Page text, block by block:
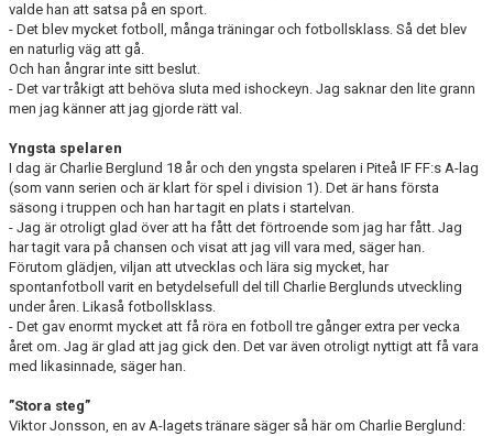
valde han att satsa på en sport.
- Det blev mycket fotboll, många träningar och fotbollsklass. Så det blev
en naturlig väg att gå.
Och han ångrar inte sitt beslut.
- Det var tråkigt att behöva sluta med ishockeyn. Jag saknar den lite grann
men jag känner att jag gjorde rätt val.
Yngsta spelaren
I dag är Charlie Berglund 18 år och den yngsta spelaren i Piteå IF FF:s A-lag
(som vann serien och är klart för spel i division 1). Det är hans första
säsong i truppen och han har tagit en plats i startelvan.
- Jag är otroligt glad över att ha fått det förtroende som jag har fått. Jag
har tagit vara på chansen och visat att jag vill vara med, säger han.
Förutom glädjen, viljan att utvecklas och lära sig mycket, har
spontanfotboll varit en betydelsefull del till Charlie Berglunds utveckling
under åren. Likaså fotbollsklass.
- Det gav enormt mycket att få röra en fotboll tre gånger extra per vecka
året om. Jag är glad att jag gick den. Det var även otroligt nyttigt att få vara
med likasinnade, säger han.
”Stora steg”
Viktor Jonsson, en av A-lagets tränare säger så här om Charlie Berglund: